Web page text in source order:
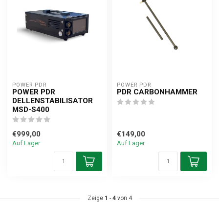
POWER PDR
POWER PDR
DELLENSTABILISATOR
MSD-S400
€999,00
Auf Lager
POWER PDR
PDR CARBONHAMMER
€149,00
Auf Lager
Zeige 1 - 4von 4